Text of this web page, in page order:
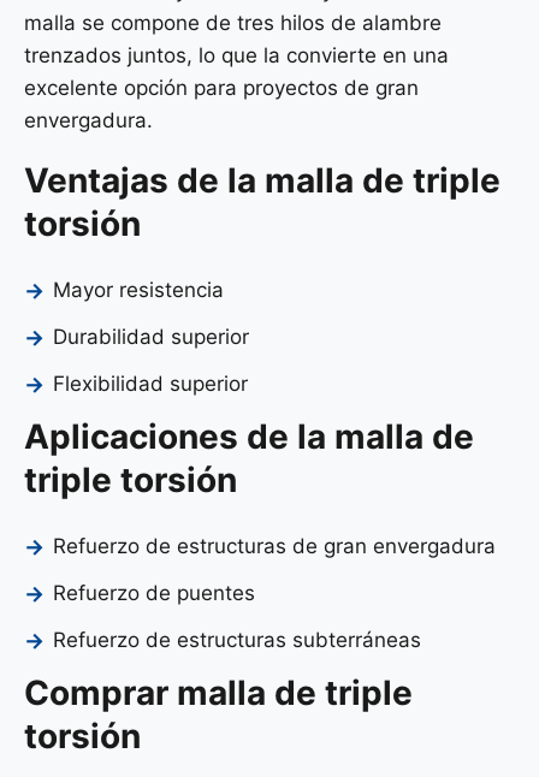
malla se compone de tres hilos de alambre
trenzados juntos, lo que la convierte en una
excelente opción para proyectos de gran
envergadura.
Ventajas de la malla de triple
torsión
Mayor resistencia
Durabilidad superior
Flexibilidad superior
Aplicaciones de la malla de
triple torsión
Refuerzo de estructuras de gran envergadura
Refuerzo de puentes
Refuerzo de estructuras subterráneas
Comprar malla de triple
torsión